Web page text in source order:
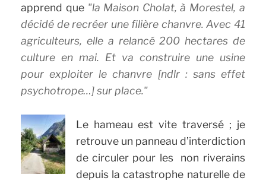
apprend que la Maison Cholat, à Morestel, a
décidé de recréer une filière chanvre. Avec 41
agriculteurs, elle a relancé 200 hectares de
culture en mai. Et va construire une usine
pour exploiter le chanvre [ndlr : sans effet
psychotrope…] sur place.
Le hameau est vite traversé ; je
retrouve un panneau d’interdiction
de circuler pour les non riverains
depuis la catastrophe naturelle de